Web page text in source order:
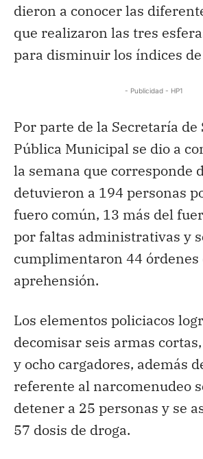
dieron a conocer las
que realizaron las tres
para disminuir los índices
- Publicidad - HP1
Por parte de la Secretaría de
Pública Municipal se dio a
la semana que corresponde
detuvieron a 194 personas
fuero común, 13 más del
por faltas administrativas y
cumplimentaron 44 órdenes
aprehensión.
Los elementos policiacos
decomisar seis armas
y ocho cargadores, además
referente al narcomenudeo
detener a 25 personas y se
57 dosis de droga.